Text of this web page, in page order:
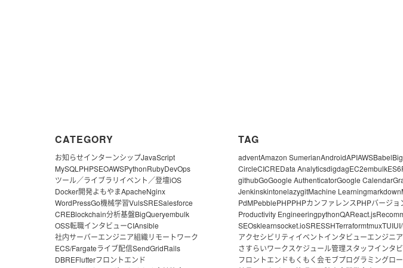
CATEGORY
お知らせインターンシップJavaScript
MySQL PHPSEOAWSPythonRubyDevOps
ツール／ライブラリイベント／登壇iOS
Docker開発よもやまApacheNginx
WordPressGo機械学習VulsSRESalesforce
CREBlockchain分析基盤BigQueryembulk
OSS転職インタビューCIAnsible
社内サーバーエンジニア組織リモートワーク
ECS/Fargateライブ配信SendGridRails
DBREFlutterフロントエンド
TAG
adventAmazon SumerianAndroidAPIAWSBabel
CircleCICREData AnalyticsdigdagEC2embulkES6
githubGoGoogle AuthenticatorGoogle Calendar
JenkinskintonelazygitMachine Learningmarkdown
PdMPebblePHPPHPカンファレンスPHPバージョ
Productivity EngineeringpythonQAReact.js
SEOsklearnsocket.ioSRESSHTerraformtmuxTUI
アクセシビリティ イベントインタビューエンジニ
さすらいワークスケジュール管理スタッフインタ
フロントエンドもくもく会モブプログラミングロ